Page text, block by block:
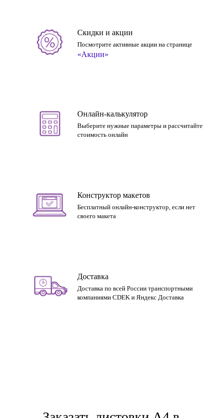
Скидки и акции
Посмотрите активные акции на странице
«Акции»
Онлайн-калькулятор
Выберите нужные параметры и рассчитайте
стоимость онлайн
Конструктор макетов
Бесплатный онлайн-конструктор, если нет
своего макета
Доставка
Доставка по всей России транспортными
компаниями CDEK и Яндекс Доставка